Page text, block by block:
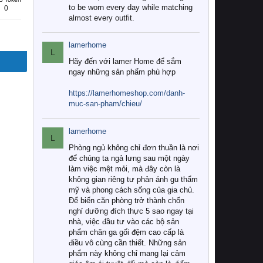
0
to be worn every day while matching
almost every outfit.
L
lamerhome
Hãy đến với lamer Home để sắm
ngay những sản phẩm phù hợp
https://lamerhomeshop.com/danh-
muc-san-pham/chieu/
L
lamerhome
Phòng ngủ không chỉ đơn thuần là nơi
để chúng ta ngả lưng sau một ngày
làm việc mệt mỏi, mà đây còn là
không gian riêng tư phản ánh gu thẩm
mỹ và phong cách sống của gia chủ.
Để biến căn phòng trở thành chốn
nghỉ dưỡng đích thực 5 sao ngay tại
nhà, việc đầu tư vào các bộ sản
phẩm chăn ga gối đệm cao cấp là
điều vô cùng cần thiết. Những sản
phẩm này không chỉ mang lại cảm